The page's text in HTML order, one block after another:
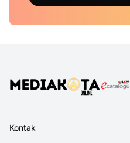
Kontak